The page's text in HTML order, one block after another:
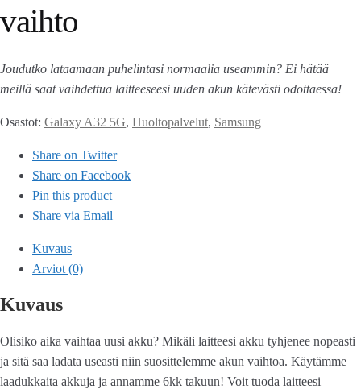
vaihto
Joudutko lataamaan puhelintasi normaalia useammin? Ei hätää
meillä saat vaihdettua laitteeseesi uuden akun kätevästi odottaessa!
Osastot: Galaxy A32 5G, Huoltopalvelut, Samsung
Share on Twitter
Share on Facebook
Pin this product
Share via Email
Kuvaus
Arviot (0)
Kuvaus
Olisiko aika vaihtaa uusi akku? Mikäli laitteesi akku tyhjenee nopeasti
ja sitä saa ladata useasti niin suosittelemme akun vaihtoa. Käytämme
laadukkaita akkuja ja annamme 6kk takuun! Voit tuoda laitteesi